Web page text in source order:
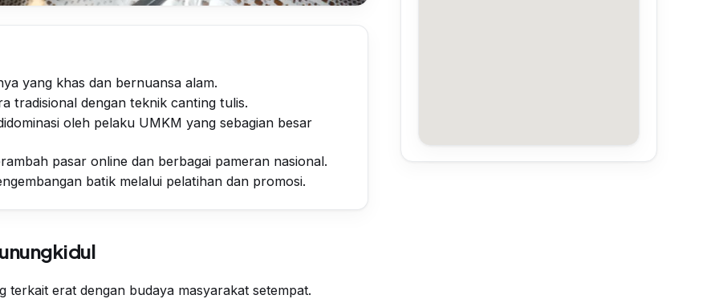
yang khas dan bernuansa alam.
tradisional dengan teknik canting tulis.
oleh pelaku UMKM yang sebagian besar
pasar online dan berbagai pameran nasional.
batik melalui pelatihan dan promosi.
terkait erat dengan budaya masyarakat setempat.